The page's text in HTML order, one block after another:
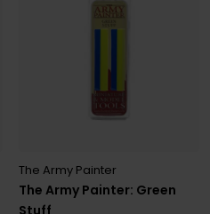
The Army Painter: Green
The Army Painter